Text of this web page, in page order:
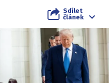
Sdílet
článek